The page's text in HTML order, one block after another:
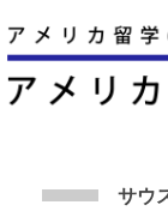
サウ